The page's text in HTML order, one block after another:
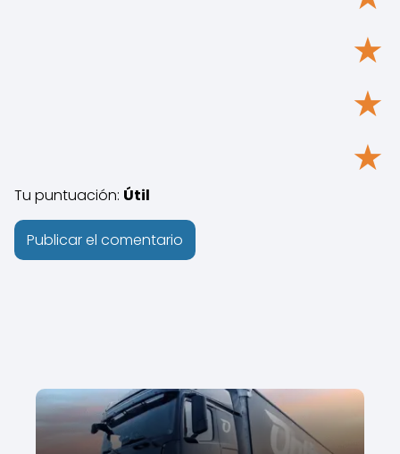
★
★
★
Tu puntuación: Útil